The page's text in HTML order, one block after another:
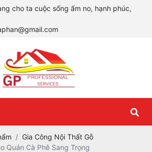
cho ta cuộc sống ấm no, hạnh phúc,
Gia Công Nội Thất Gỗ
Quán Cà Phê Sang Trọng